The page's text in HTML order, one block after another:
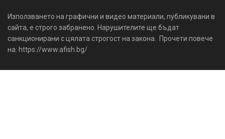
Използването на графични и видео материали, публикувани в
сайта, е строго забранено. Нарушителите ще бъдат
санкционирани с цялата строгост на закона. Прочети повече
на: https://www.afish.bg/